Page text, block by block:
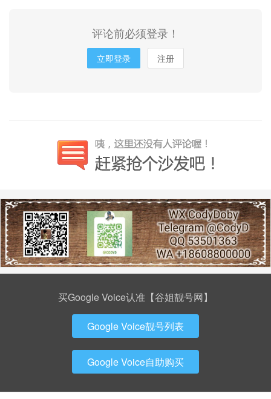
评论前必须登录！
立即登录 注册
买Google Voice认准【谷姐靓号网】
Google Voice靓号列表
Google Voice自助购买